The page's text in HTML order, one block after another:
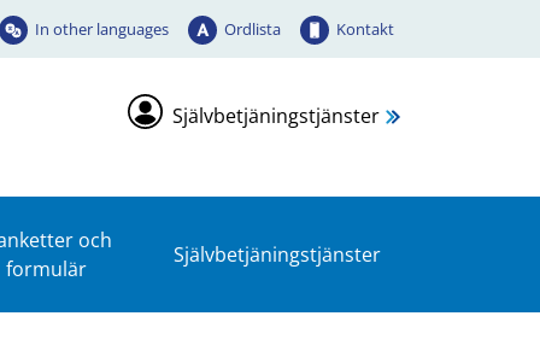
In other languages Ordlista Kontakt
Självbetjäningstjänster
och
formulär
Självbetjäningstjänster